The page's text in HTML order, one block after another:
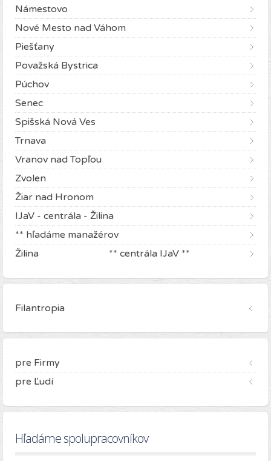
Námestovo
Nové Mesto nad Váhom
Piešťany
Považská Bystrica
Púchov
Senec
Spišská Nová Ves
Trnava
Vranov nad Topľou
Zvolen
Žiar nad Hronom
IJaV - centrála - Žilina
** hľadáme manažérov
Žilina ** centrála IJaV **
Filantropia
pre Firmy
pre Ľudí
Hľadáme spolupracovníkov